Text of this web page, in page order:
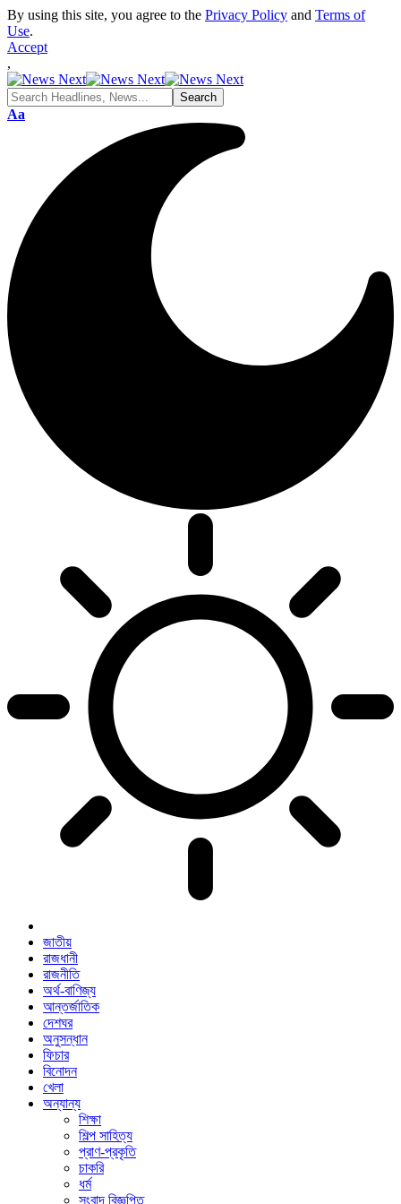
By using this site, you agree to the Privacy Policy and Terms of
Use.
Accept
,
Font
Aa
জাতীয়
রাজধানী
রাজনীতি
অর্থ-বাণিজ্য
আন্তর্জাতিক
দেশঘর
অনুসন্ধান
ফিচার
বিনোদন
খেলা
অন্যান্য
শিক্ষা
শিল্প সাহিত্য
প্রাণ-প্রকৃতি
চাকরি
ধর্ম
সংবাদ বিজ্ঞপ্তি